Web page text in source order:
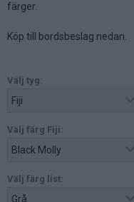
färger.
Köp till bordsbeslag nedan.
Välj tyg:
Välj färg Fiji:
Välj färg list: